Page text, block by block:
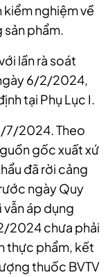
nghiệm về
phẩm.
lần rà soát
6/2/2024,
tại Phụ Lục I.
7/2024. Theo
gốc xuất xứ
đã rời cảng
ngày Quy
áp dụng
2024 chưa phải
thực phẩm, kết
thuốc BVTV